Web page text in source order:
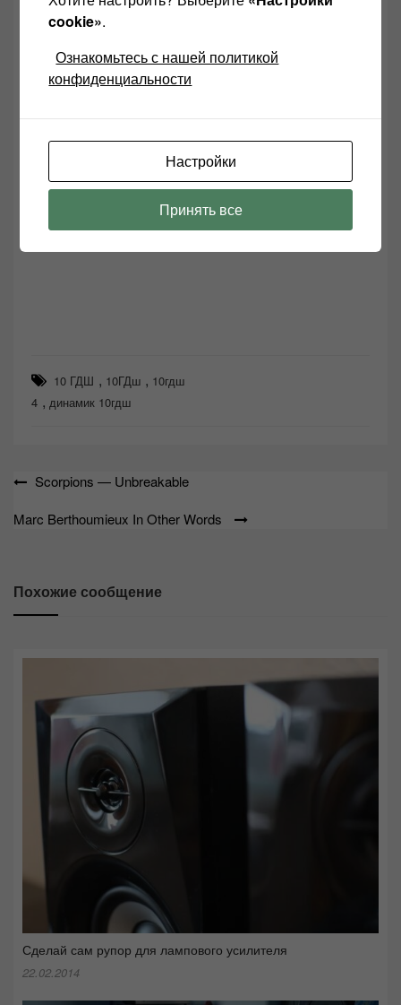
10 ГДШ , 10ГДш , 10гдш
4 , динамик 10гдш
Навигация
записям
Scorpions — Unbreakable
Marc Berthoumieux In Other Words
Похожие сообщение
Сделай сам рупор для лампового усилителя
22.02.2014
cookie».
Ознакомьтесь с нашей политикой
конфиденциальности
Настройки
Принять все